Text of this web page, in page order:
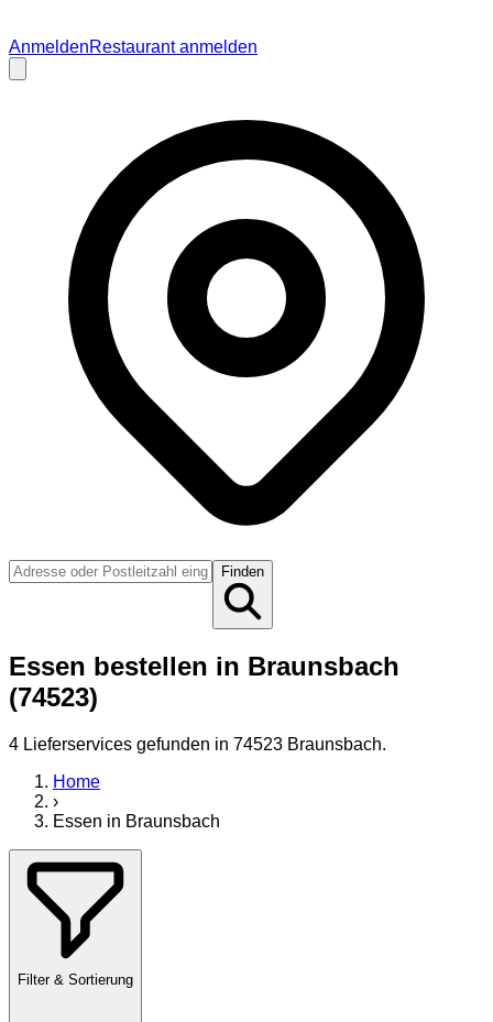
AnmeldenRestaurant anmelden
Finden
Essen bestellen in Braunsbach
(74523)
4 Lieferservices gefunden in 74523 Braunsbach.
Home
›
Essen in Braunsbach
Filter & Sortierung